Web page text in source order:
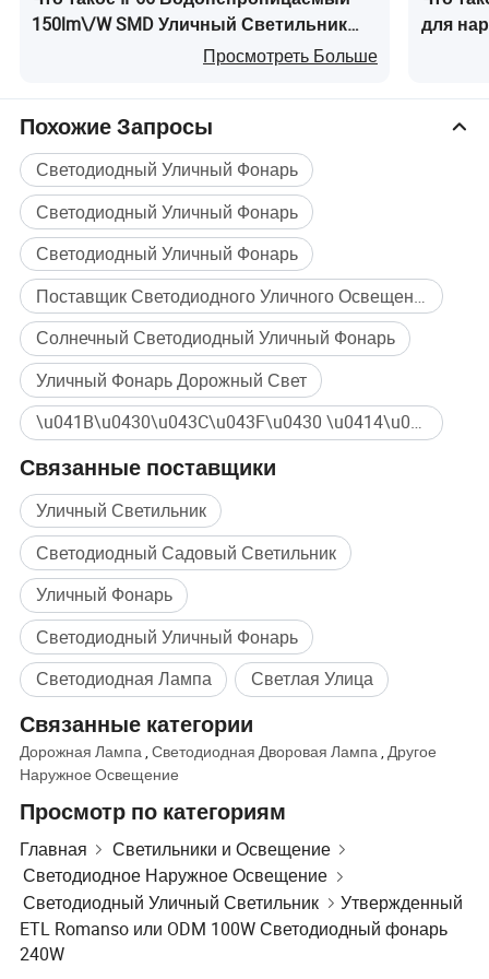
150lm\/W SMD Уличный Светильник
300W LED Светильник для Улицы
Просмотреть Больше
для
Похожие Запросы
Светодиодный Уличный Фонарь
Светодиодный Уличный Фонарь
Светодиодный Уличный Фонарь
Поставщик Светодиодного Уличного Освещения
Солнечный Светодиодный Уличный Фонарь
Уличный Фонарь Дорожный Свет
\u041B\u0430\u043C\u043F\u0430 \u0414\u043B\u044F \u0421\u0442\u0440\u0430\u043D\u044B Массовая покупка
Связанные поставщики
Уличный Светильник
Светодиодный Садовый Светильник
Уличный Фонарь
Светодиодный Уличный Фонарь
Светодиодная Лампа
Светлая Улица
Связанные категории
Дорожная Лампа,Светодиодная Дворовая Лампа,Другое
Наружное Освещение
Просмотр по категориям
Главная
Светильники и Освещение
Светодиодное Наружное Освещение
Светодиодный Уличный Светильник
Утвержденный
ETL Romanso или ODM 100W Светодиодный фонарь
240W